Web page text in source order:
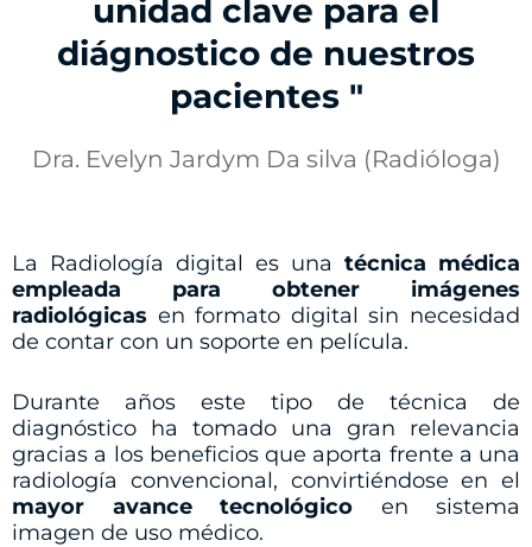
unidad clave para el
diágnostico de nuestros
pacientes "
Dra. Evelyn Jardym Da silva (Radióloga)
La Radiología digital es una técnica médica
empleada para obtener imágenes
radiológicas en formato digital sin necesidad
de contar con un soporte en película.
Durante años este tipo de técnica de
diagnóstico ha tomado una gran relevancia
gracias a los beneficios que aporta frente a una
radiología convencional, convirtiéndose en el
mayor avance tecnológico en sistema
imagen de uso médico.